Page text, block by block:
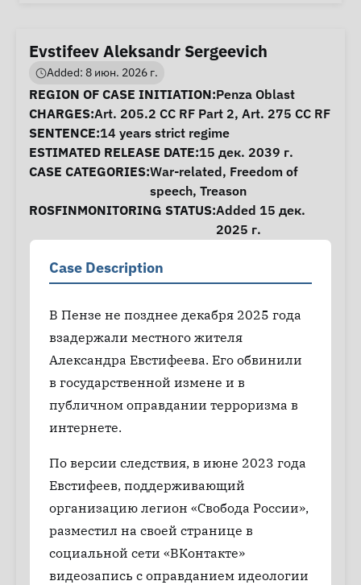
Evstifeev Aleksandr Sergeevich
Added: 8 июн. 2026 г.
Case Information
REGION OF CASE INITIATION:Penza Oblast
CHARGES:Art. 205.2 CC RF Part 2, Art. 275 CC RF
SENTENCE:14 years strict regime
ESTIMATED RELEASE DATE:15 дек. 2039 г.
CASE CATEGORIES:War-related, Freedom of
speech, Treason
ROSFINMONITORING STATUS:Added 15 дек.
2025 г.
Case Description
В Пензе не позднее декабря 2025 года
взадержали местного жителя
Александра Евстифеева. Его обвинили
в государственной измене и в
публичном оправдании терроризма в
интернете.
По версии следствия, в июне 2023 года
Евстифеев, поддерживающий
организацию легион «Свобода России»,
разместил на своей странице в
социальной сети «ВКонтакте»
видеозапись с оправданием идеологии